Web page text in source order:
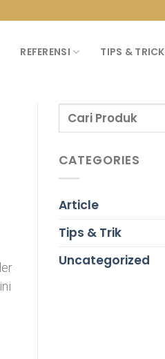
REFERENSI TIPS & TRICK
CATEGORIES
Article
Tips & Trik
Uncategorized